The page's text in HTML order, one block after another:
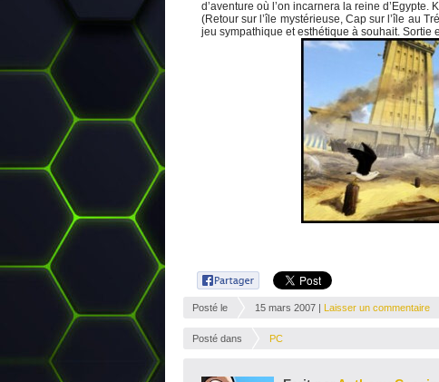
d’aventure où l’on incarnera la reine
(Retour sur l’île mystérieuse, Cap sur l’île au
jeu sympathique et esthétique à souhait. Sortie
Posté le 15 mars 2007 | Laisser un commentaire
Posté dans PC